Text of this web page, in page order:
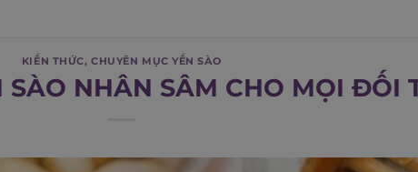
KIẾN THỨC,CHUYÊN MỤC YẾN SÀO
SÀO NHÂN SÂM CHO MỌI ĐỐI